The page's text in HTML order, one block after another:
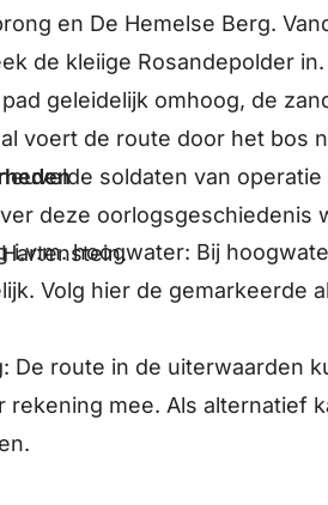
en De Hemelse Berg.
de kleiige Rosandepolder
geleidelijk omhoog, de
voert de route door het bos
soldaten van
deze oorlogsgeschiedenis
i.v.m. hoogwater: Bij
Volg hier de gemarkeerde
De route in de uiterwaarden
rekening mee. Als alternatief